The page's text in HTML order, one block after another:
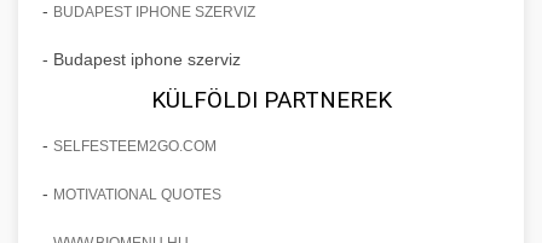
- BUDAPEST IPHONE SZERVIZ
- Budapest iphone szerviz
KÜLFÖLDI PARTNEREK
- SELFESTEEM2GO.COM
- MOTIVATIONAL QUOTES